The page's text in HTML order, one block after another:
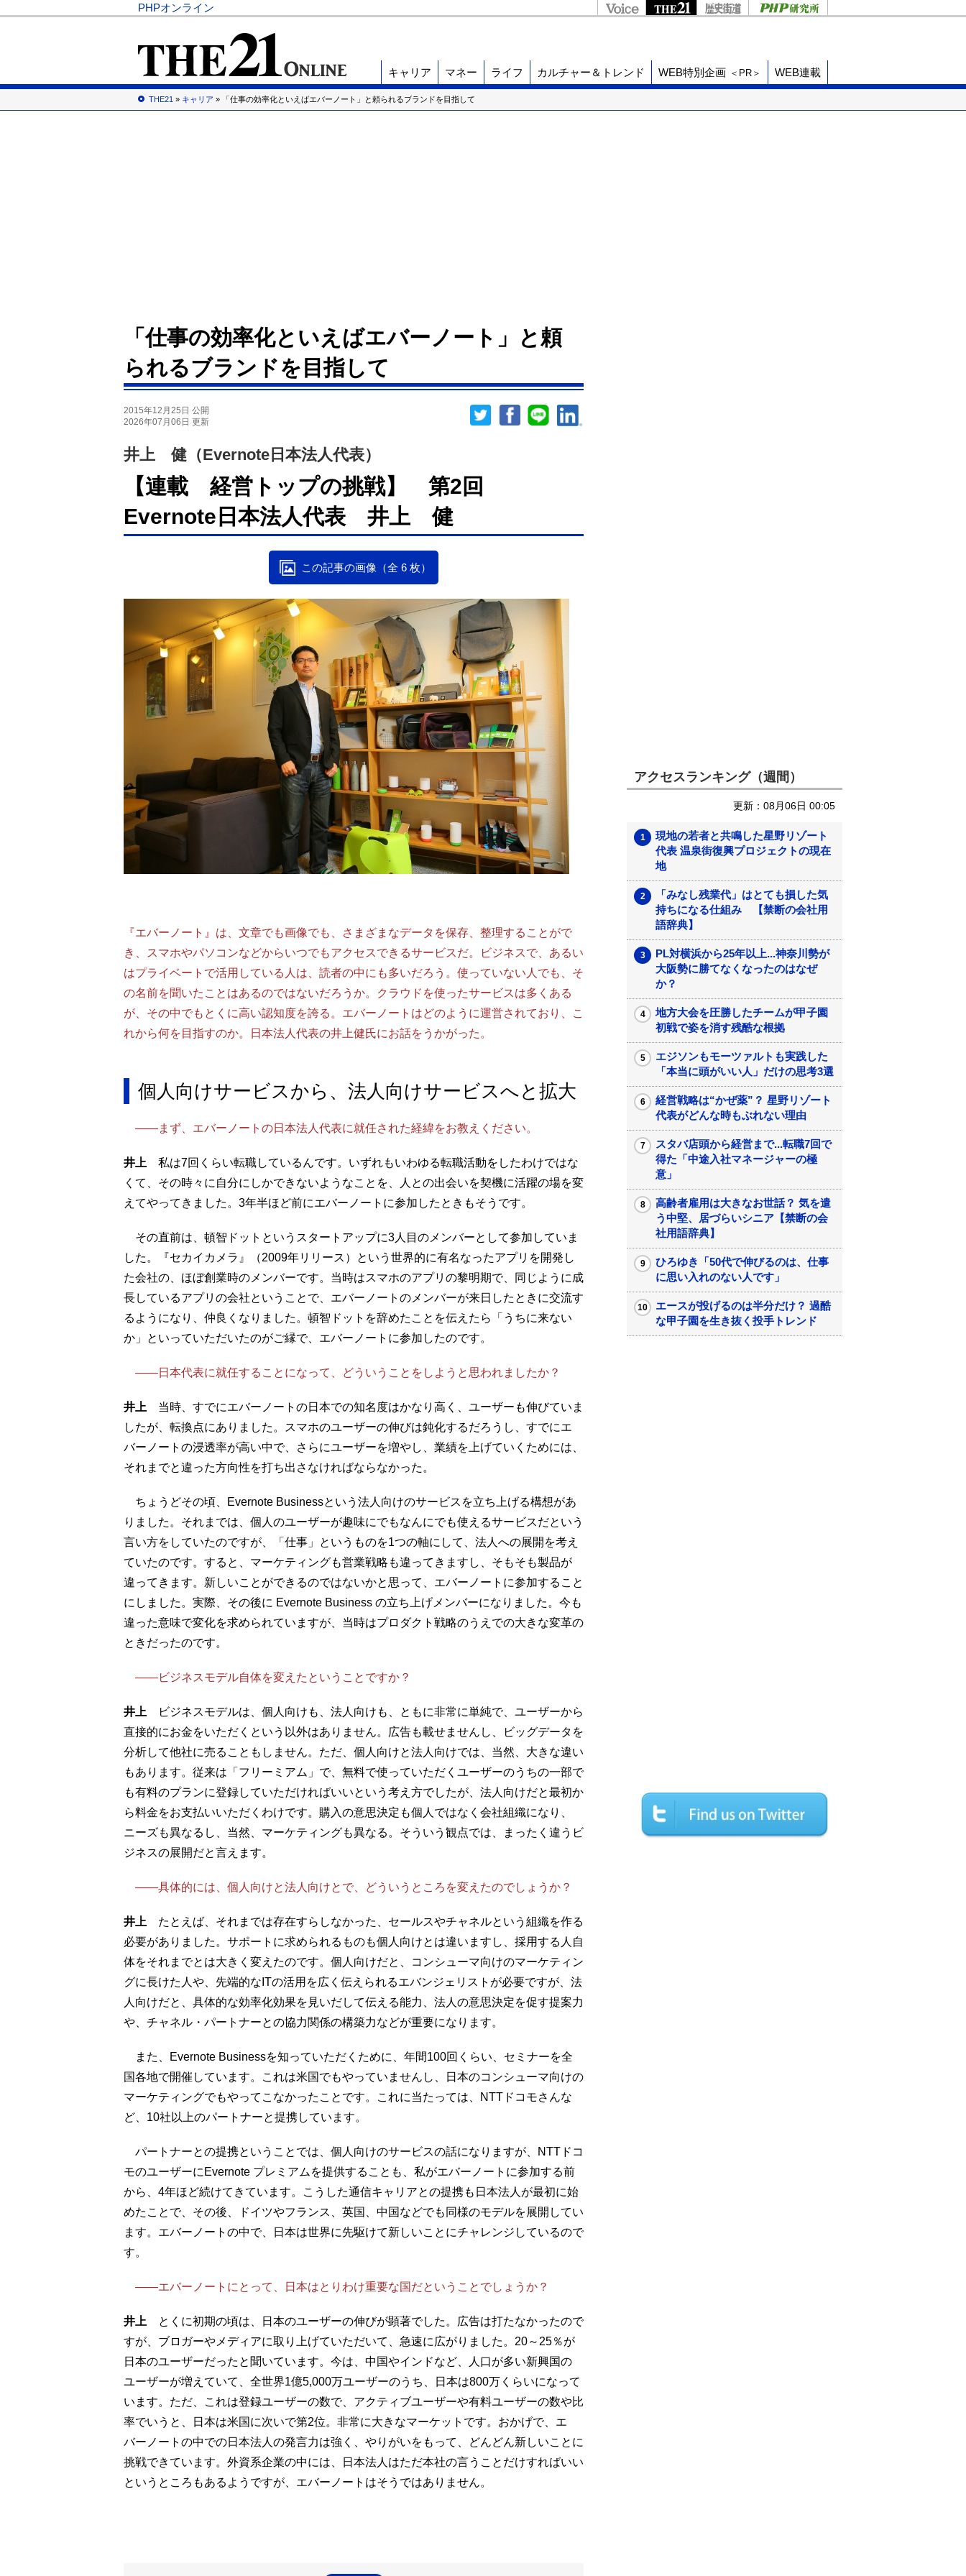
PHPオンライン
キャリア マネー ライフ カルチャー＆トレンド WEB特別企画 ＜PR＞ WEB連載
THE21 » キャリア » 「仕事の効率化といえばエバーノート」と頼られるブランドを目指して
「仕事の効率化といえばエバーノート」と頼
られるブランドを目指して
2015年12月25日 公開
2026年07月06日 更新
井上 健（Evernote日本法人代表）
【連載 経営トップの挑戦】 第2回
Evernote日本法人代表 井上 健
この記事の画像（全 6 枚）
『エバーノート』は、文章でも画像でも、さまざまなデータを保存、整理することがで
き、スマホやパソコンなどからいつでもアクセスできるサービスだ。ビジネスで、あるい
はプライベートで活用している人は、読者の中にも多いだろう。使っていない人でも、そ
の名前を聞いたことはあるのではないだろうか。クラウドを使ったサービスは多くある
が、その中でもとくに高い認知度を誇る。エバーノートはどのように運営されており、こ
れから何を目指すのか。日本法人代表の井上健氏にお話をうかがった。
個人向けサービスから、法人向けサービスへと拡大
――まず、エバーノートの日本法人代表に就任された経緯をお教えください。
井上 私は7回くらい転職しているんです。いずれもいわゆる転職活動をしたわけではな
くて、その時々に自分にしかできないようなことを、人との出会いを契機に活躍の場を変
えてやってきました。3年半ほど前にエバーノートに参加したときもそうです。
その直前は、頓智ドットというスタートアップに3人目のメンバーとして参加していま
した。『セカイカメラ』（2009年リリース）という世界的に有名なったアプリを開発し
た会社の、ほぼ創業時のメンバーです。当時はスマホのアプリの黎明期で、同じように成
長しているアプリの会社ということで、エバーノートのメンバーが来日したときに交流す
るようになり、仲良くなりました。頓智ドットを辞めたことを伝えたら「うちに来ない
か」といっていただいたのがご縁で、エバーノートに参加したのです。
――日本代表に就任することになって、どういうことをしようと思われましたか？
井上 当時、すでにエバーノートの日本での知名度はかなり高く、ユーザーも伸びていま
したが、転換点にありました。スマホのユーザーの伸びは鈍化するだろうし、すでにエ
バーノートの浸透率が高い中で、さらにユーザーを増やし、業績を上げていくためには、
それまでと違った方向性を打ち出さなければならなかった。
ちょうどその頃、Evernote Businessという法人向けのサービスを立ち上げる構想があ
りました。それまでは、個人のユーザーが趣味にでもなんにでも使えるサービスだという
言い方をしていたのですが、「仕事」というものを1つの軸にして、法人への展開を考え
ていたのです。すると、マーケティングも営業戦略も違ってきますし、そもそも製品が
違ってきます。新しいことができるのではないかと思って、エバーノートに参加すること
にしました。実際、その後に Evernote Business の立ち上げメンバーになりました。今も
違った意味で変化を求められていますが、当時はプロダクト戦略のうえでの大きな変革の
ときだったのです。
――ビジネスモデル自体を変えたということですか？
井上 ビジネスモデルは、個人向けも、法人向けも、ともに非常に単純で、ユーザーから
直接的にお金をいただくという以外はありません。広告も載せませんし、ビッグデータを
分析して他社に売ることもしません。ただ、個人向けと法人向けでは、当然、大きな違い
もあります。従来は「フリーミアム」で、無料で使っていただくユーザーのうちの一部で
も有料のプランに登録していただければいいという考え方でしたが、法人向けだと最初か
ら料金をお支払いいただくわけです。購入の意思決定も個人ではなく会社組織になり、
ニーズも異なるし、当然、マーケティングも異なる。そういう観点では、まったく違うビ
ジネスの展開だと言えます。
――具体的には、個人向けと法人向けとで、どういうところを変えたのでしょうか？
井上 たとえば、それまでは存在すらしなかった、セールスやチャネルという組織を作る
必要がありました。サポートに求められるものも個人向けとは違いますし、採用する人自
体をそれまでとは大きく変えたのです。個人向けだと、コンシューマ向けのマーケティン
グに長けた人や、先端的なITの活用を広く伝えられるエバンジェリストが必要ですが、法
人向けだと、具体的な効率化効果を見いだして伝える能力、法人の意思決定を促す提案力
や、チャネル・パートナーとの協力関係の構築力などが重要になります。
また、Evernote Businessを知っていただくために、年間100回くらい、セミナーを全
国各地で開催しています。これは米国でもやっていませんし、日本のコンシューマ向けの
マーケティングでもやってこなかったことです。これに当たっては、NTTドコモさんな
ど、10社以上のパートナーと提携しています。
パートナーとの提携ということでは、個人向けのサービスの話になりますが、NTTドコ
モのユーザーにEvernote プレミアムを提供することも、私がエバーノートに参加する前
から、4年ほど続けてきています。こうした通信キャリアとの提携も日本法人が最初に始
めたことで、その後、ドイツやフランス、英国、中国などでも同様のモデルを展開してい
ます。エバーノートの中で、日本は世界に先駆けて新しいことにチャレンジしているので
す。
――エバーノートにとって、日本はとりわけ重要な国だということでしょうか？
井上 とくに初期の頃は、日本のユーザーの伸びが顕著でした。広告は打たなかったので
すが、ブロガーやメディアに取り上げていただいて、急速に広がりました。20～25％が
日本のユーザーだったと聞いています。今は、中国やインドなど、人口が多い新興国の
ユーザーが増えていて、全世界1億5,000万ユーザーのうち、日本は800万くらいになって
います。ただ、これは登録ユーザーの数で、アクティブユーザーや有料ユーザーの数や比
率でいうと、日本は米国に次いで第2位。非常に大きなマーケットです。おかげで、エ
バーノートの中での日本法人の発言力は強く、やりがいをもって、どんどん新しいことに
挑戦できています。外資系企業の中には、日本法人はただ本社の言うことだけすればいい
というところもあるようですが、エバーノートはそうではありません。
アクセスランキング（週間）
更新：08月06日 00:05
現地の若者と共鳴した星野リゾート
代表 温泉街復興プロジェクトの現在
地
「みなし残業代」はとても損した気
持ちになる仕組み 【禁断の会社用
語辞典】
PL対横浜から25年以上...神奈川勢が
大阪勢に勝てなくなったのはなぜ
か？
地方大会を圧勝したチームが甲子園
初戦で姿を消す残酷な根拠
エジソンもモーツァルトも実践した
「本当に頭がいい人」だけの思考3選
経営戦略は“かぜ薬”？ 星野リゾート
代表がどんな時もぶれない理由
スタバ店頭から経営まで...転職7回で
得た「中途入社マネージャーの極
意」
高齢者雇用は大きなお世話？ 気を遣
う中堅、居づらいシニア【禁断の会
社用語辞典】
ひろゆき「50代で伸びるのは、仕事
に思い入れのない人です」
エースが投げるのは半分だけ？ 過酷
な甲子園を生き抜く投手トレンド